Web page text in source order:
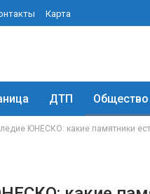
Карта
ДТП Общество
ЮНЕСКО: какие памятники